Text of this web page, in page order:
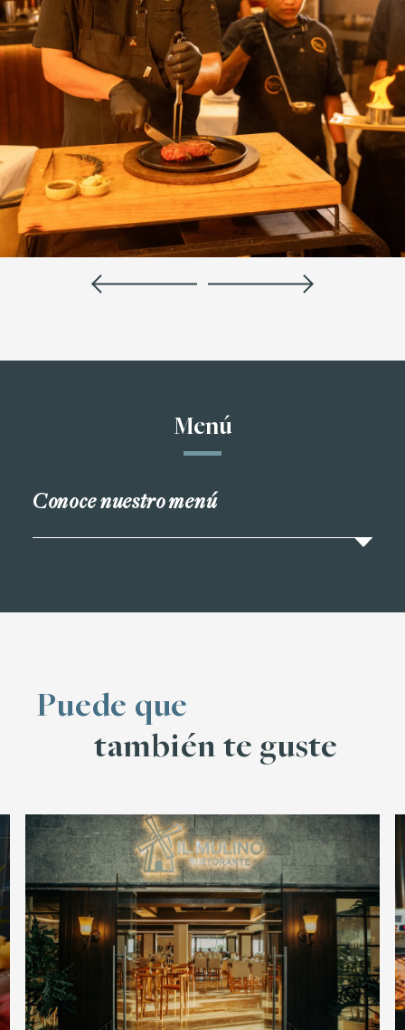
Menú
Conoce nuestro menú
una experiencia gastronómica única.
Puede que
también te guste